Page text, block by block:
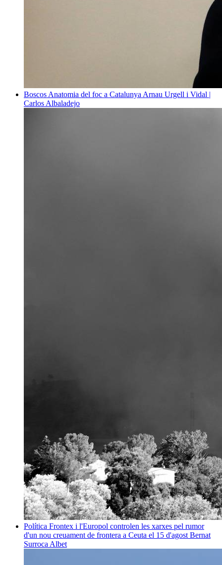
Boscos Anatomia del foc a Catalunya Arnau Urgell i Vidal |
Carlos Albaladejo
Política Frontex i l'Europol controlen les xarxes pel rumor
d'un nou creuament de frontera a Ceuta el 15 d'agost Bernat
Surroca Albet